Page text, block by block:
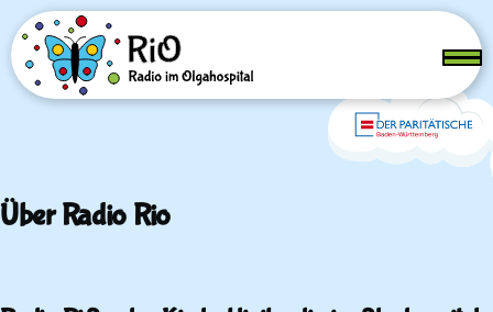
Direkt zum Inhalt
Menü
Über Radio Rio